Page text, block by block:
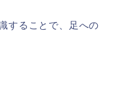
することで、足への